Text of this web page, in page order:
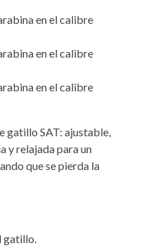
en el calibre
en el calibre
en el calibre
gatillo SAT: ajustable,
y relajada para un
que se pierda la
gatillo.